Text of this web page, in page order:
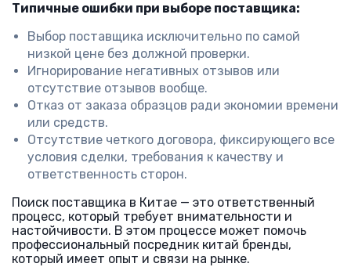
Типичные ошибки при выборе поставщика:
Выбор поставщика исключительно по самой
низкой цене без должной проверки.
Игнорирование негативных отзывов или
отсутствие отзывов вообще.
Отказ от заказа образцов ради экономии времени
или средств.
Отсутствие четкого договора, фиксирующего все
условия сделки, требования к качеству и
ответственность сторон.
Поиск поставщика в Китае — это ответственный
процесс, который требует внимательности и
настойчивости. В этом процессе может помочь
профессиональный посредник китай бренды,
который имеет опыт и связи на рынке.